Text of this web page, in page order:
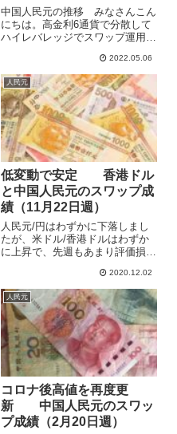
中国人民元の推移 みなさんこん
にちは。高金利6通貨で分散して
ハイレバレッジでスワップ運用し
ケットに対して限定された範囲で
変動する管理通貨で、バスケット
の中心と考えられる米ドルと近い
動きをするので、運用通貨の分
散...
2022.05.06
人民元
低変動で安定 香港ドル
と中国人民元のスワップ成
績（11月22日週）
人民元/円はわずかに下落しまし
たが、米ドル/香港ドルはわずか
に上昇で、先週もあまり評価損益
た。運用開始以来の損益の合計は
前週比-1,686円の+51,734円とな
りました。スワップ付与額は714
円で、年換算の収益...
2020.12.02
人民元
コロナ後高値を再度更
新 中国人民元のスワッ
プ成績（2月20日週）